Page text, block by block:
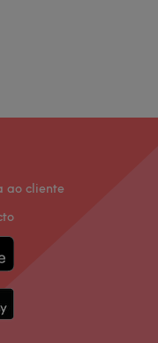
ao cliente